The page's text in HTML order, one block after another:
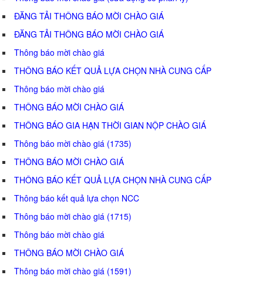
ĐĂNG TẢI THÔNG BÁO MỜI CHÀO GIÁ
ĐĂNG TẢI THÔNG BÁO MỜI CHÀO GIÁ
Thông báo mời chào giá
THÔNG BÁO KẾT QUẢ LỰA CHỌN NHÀ CUNG CẤP
Thông báo mời chào giá
THÔNG BÁO MỜI CHÀO GIÁ
THÔNG BÁO GIA HẠN THỜI GIAN NỘP CHÀO GIÁ
Thông báo mời chào giá (1735)
THÔNG BÁO MỜI CHÀO GIÁ
THÔNG BÁO KẾT QUẢ LỰA CHỌN NHÀ CUNG CẤP
Thông báo kết quả lựa chọn NCC
Thông báo mời chào giá (1715)
Thông báo mời chào giá
THÔNG BÁO MỜI CHÀO GIÁ
Thông báo mời chào giá (1591)